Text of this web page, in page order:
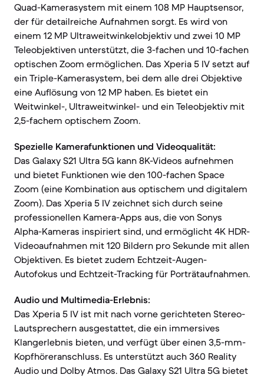
Quad-Kamerasystem mit einem 108 MP Hauptsensor,
der für detailreiche Aufnahmen sorgt. Es wird von
einem 12 MP Ultraweitwinkelobjektiv und zwei 10 MP
Teleobjektiven unterstützt, die 3-fachen und 10-fachen
optischen Zoom ermöglichen. Das Xperia 5 IV setzt auf
ein Triple-Kamerasystem, bei dem alle drei Objektive
eine Auflösung von 12 MP haben. Es bietet ein
Weitwinkel-, Ultraweitwinkel- und ein Teleobjektiv mit
2,5-fachem optischem Zoom.
Spezielle Kamerafunktionen und Videoqualität:
Das Galaxy S21 Ultra 5G kann 8K-Videos aufnehmen
und bietet Funktionen wie den 100-fachen Space
Zoom (eine Kombination aus optischem und digitalem
Zoom). Das Xperia 5 IV zeichnet sich durch seine
professionellen Kamera-Apps aus, die von Sonys
Alpha-Kameras inspiriert sind, und ermöglicht 4K HDR-
Videoaufnahmen mit 120 Bildern pro Sekunde mit allen
Objektiven. Es bietet zudem Echtzeit-Augen-
Autofokus und Echtzeit-Tracking für Porträtaufnahmen.
Audio und Multimedia-Erlebnis:
Das Xperia 5 IV ist mit nach vorne gerichteten Stereo-
Lautsprechern ausgestattet, die ein immersives
Klangerlebnis bieten, und verfügt über einen 3,5-mm-
Kopfhöreranschluss. Es unterstützt auch 360 Reality
Audio und Dolby Atmos. Das Galaxy S21 Ultra 5G bietet